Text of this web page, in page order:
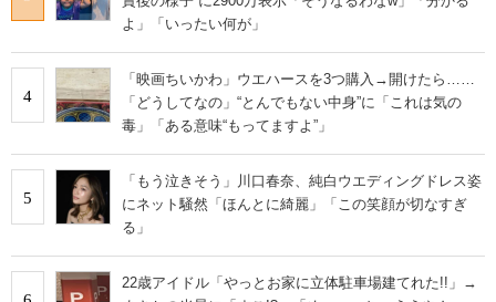
よ」「いったい何が」
4
「映画ちいかわ」ウエハースを3つ購入→開けたら……
「どうしてなの」“とんでもない中身”に「これは気の
毒」「ある意味“もってますよ”」
5
「もう泣きそう」川口春奈、純白ウエディングドレス姿
にネット騒然「ほんとに綺麗」「この笑顔が切なすぎ
る」
22歳アイドル「やっとお家に立体駐車場建てれた!!」→